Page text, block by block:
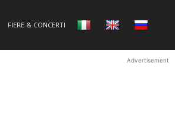
FIERE & CONCERTI
Advertisement